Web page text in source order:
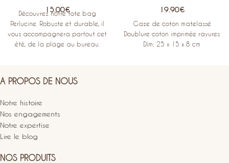
15.00€
Découvrez notre tote bag
Perlucine. Robuste et durable, il
vous accompagnera partout cet
été, de la plage au bureau.
19.90€
Gaze de coton matelassé
Doublure coton imprimée rayures
Dim: 25 x 15 x 8 cm
A PROPOS DE NOUS
Notre histoire
Nos engagements
Notre expertise
Lire le blog
NOS PRODUITS